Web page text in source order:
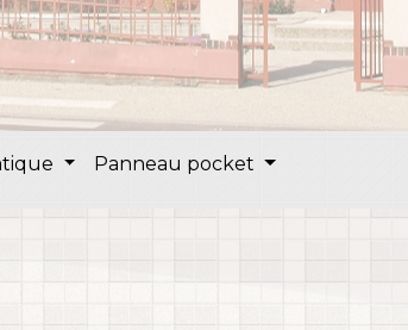
Panneau pocket